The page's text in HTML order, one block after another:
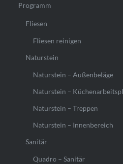
Programm
Fliesen
Fliesen reinigen
Naturstein
Naturstein – Außenbeläge
Naturstein –
Naturstein – Treppen
Naturstein – Innenbereich
Sanitär
Quadro – Sanitär